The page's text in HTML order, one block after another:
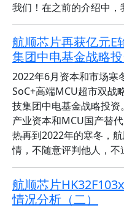
我们！在之前的介绍中，
航顺芯片再获亿元E
集团中电基金战略
2022年6月资本和市场寒
SoC+高端MCU超市双战
技集团中电基金战略投
产业资本和MCU国产替
热再到2022年的寒冬，
情，不随意评判他人，
航顺芯片
情况分析（二）